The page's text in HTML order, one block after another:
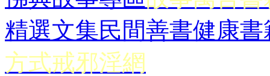
精選文集民間善書健康書
方式戒邪淫網